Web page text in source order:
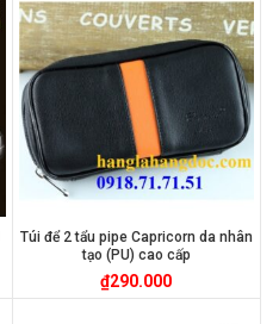
Túi để 2 tẩu pipe Capricorn da nhân
tạo (PU) cao cấp
₫290.000